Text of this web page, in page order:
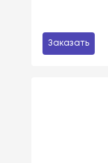
Заказать